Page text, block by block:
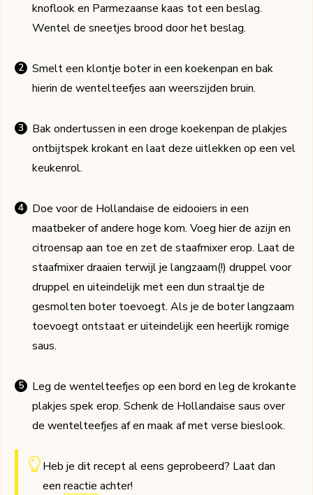
knoflook en Parmezaanse kaas tot een beslag.
Wentel de sneetjes brood door het beslag.
Smelt een klontje boter in een koekenpan en bak
hierin de wentelteefjes aan weerszijden bruin.
Bak ondertussen in een droge koekenpan de plakjes
ontbijtspek krokant en laat deze uitlekken op een vel
keukenrol.
Doe voor de Hollandaise de eidooiers in een
maatbeker of andere hoge kom. Voeg hier de azijn en
citroensap aan toe en zet de staafmixer erop. Laat de
staafmixer draaien terwijl je langzaam(!) druppel voor
druppel en uiteindelijk met een dun straaltje de
gesmolten boter toevoegt. Als je de boter langzaam
toevoegt ontstaat er uiteindelijk een heerlijk romige
saus.
Leg de wentelteefjes op een bord en leg de krokante
plakjes spek erop. Schenk de Hollandaise saus over
de wentelteefjes af en maak af met verse bieslook.
Heb je dit recept al eens geprobeerd? Laat dan
een reactie achter!